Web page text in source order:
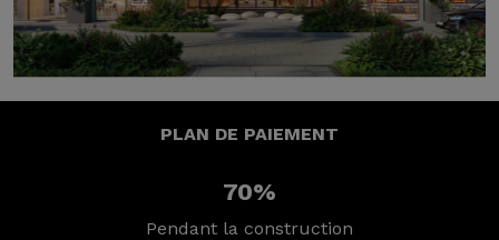
PLAN DE PAIEMENT
70%
Pendant la construction